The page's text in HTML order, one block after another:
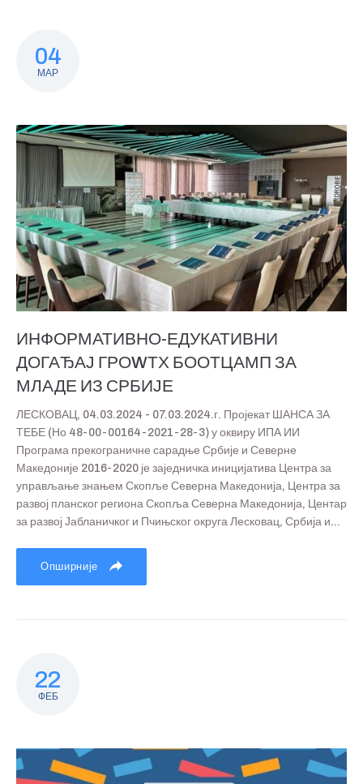
04
МАР
ИНФОРМАТИВНО-ЕДУКАТИВНИ
ДОГАЂАЈ ГРОWТХ БООТЦАМП ЗА
МЛАДЕ ИЗ СРБИЈЕ
ЛЕСКОВАЦ, 04.03.2024 - 07.03.2024.г. Пројекат ШАНСА ЗА
ТЕБЕ (Но 48-00-00164-2021-28-3) у оквиру ИПА ИИ
Програма прекограничне сарадње Србије и Северне
Македоније 2016-2020 је заједничка иницијатива Центра за
управљање знањем Скопље Северна Македонија, Центра за
развој планског региона Скопља Северна Македонија, Центар
за развој Јабланичког и Пчињског округа Лесковац, Србија и...
Опширније
22
ФЕБ